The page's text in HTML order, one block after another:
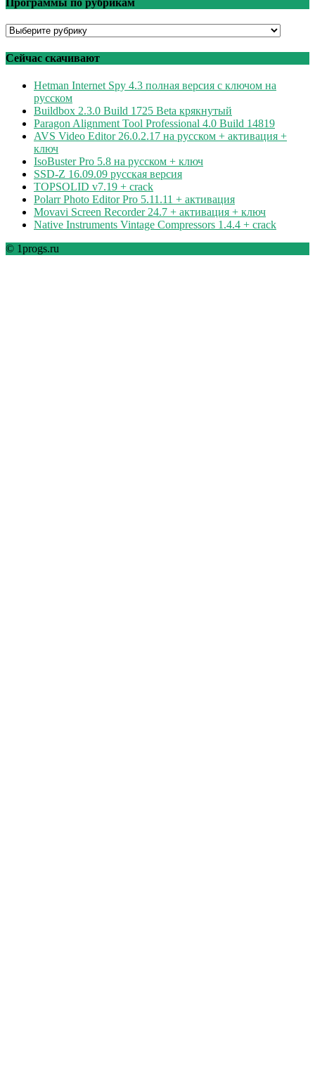
Программы
рубрикам
Сейчас скачивают
Hetman Internet Spy 4.3 полная версия с ключом на
русском
Buildbox 2.3.0 Build 1725 Beta крякнутый
Paragon Alignment Tool Professional 4.0 Build 14819
AVS Video Editor 26.0.2.17 на русском + активация +
ключ
IsoBuster Pro 5.8 на русском + ключ
SSD-Z 16.09.09 русская версия
TOPSOLID v7.19 + crack
Polarr Photo Editor Pro 5.11.11 + активация
Movavi Screen Recorder 24.7 + активация + ключ
Native Instruments Vintage Compressors 1.4.4 + crack
© 1progs.ru